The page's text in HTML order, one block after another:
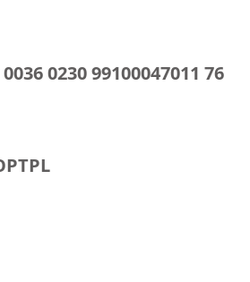
0230 99100047011 76